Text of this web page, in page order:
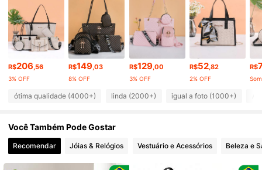
13K Seguidores
4,92 13K Seguidores
4,92 13K Seguidores
4,92 13K Seguidores
4,92 13K Seguidores
R$206,56
3% OFF
R$149,03
8% OFF
R$129,00
3% OFF
R$52,82
2% OFF
R$
ótima qualidade (4000+) linda (2000+) igual a foto (1000+)
Você Também Pode Gostar
Recomendar Jóias & Relógios Vestuário e Acessórios Beleza e